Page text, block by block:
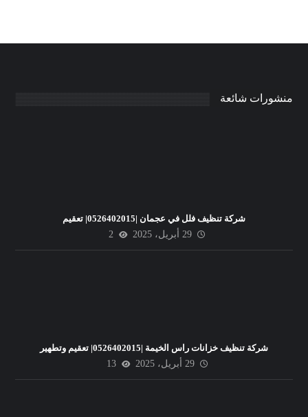
منشورات شائعة
شركة تنظيف فلل في عجمان |0526402015| تعقيم
29 أبريل، 2025
2
شركة تنظيف خزانات راس الخيمة |0526402015| تعقيم وتطهير
29 أبريل، 2025
13